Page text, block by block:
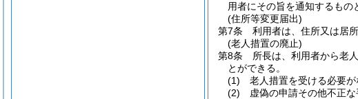
用者にその旨を通知するもの
(住所等変更届出)
第7条
利用者は、住所又は居
(老人措置の廃止)
第8条
所長は、利用者から老
とができる。
(1)
老人措置を受ける必要が
(2)
虚偽の申請その他不正